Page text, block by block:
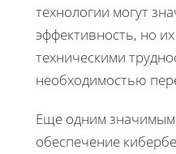
технологии могут
эффективность, но
техническими
необходимостью
Еще одним
обеспечение